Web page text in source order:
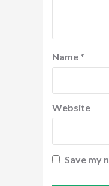
Name *
Website
Save my